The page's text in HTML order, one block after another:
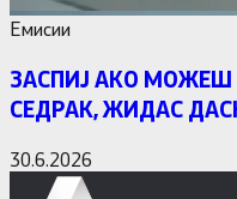
Емисии
ЗАСПИЈ АКО МОЖЕШ
СЕДРАК, ЖИДАС
30.6.2026